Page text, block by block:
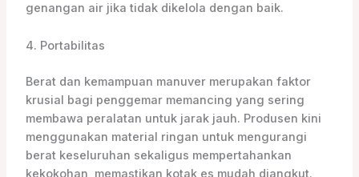
genangan air jika tidak dikelola dengan baik.
4. Portabilitas
Berat dan kemampuan manuver merupakan faktor
krusial bagi penggemar memancing yang sering
membawa peralatan untuk jarak jauh. Produsen kini
menggunakan material ringan untuk mengurangi
berat keseluruhan sekaligus mempertahankan
kekokohan, memastikan kotak es mudah diangkut.